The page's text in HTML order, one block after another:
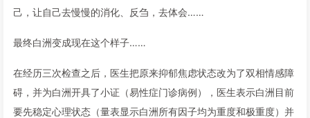
己，让自己去慢慢的消化、反刍，去体会……
最终白洲变成现在这个样子……
在经历三次检查之后，医生把原来抑郁焦虑状态改为了双相情感障
碍，并为白洲开具了小证（易性症门诊病例），医生表示白洲目前
要先稳定心理状态（量表显示白洲所有因子均为重度和极重度）并